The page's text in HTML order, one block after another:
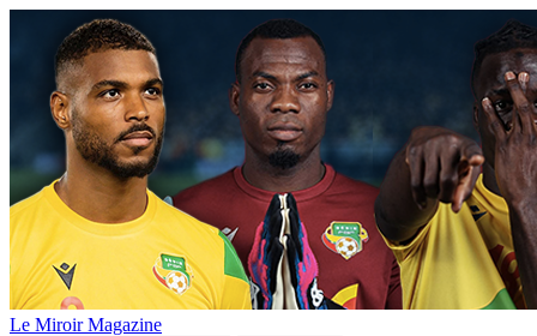
Le Miroir Magazine